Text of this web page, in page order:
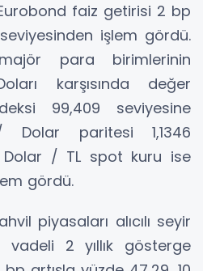
faiz getirisi 2 bp
işlem gördü.
para birimlerinin
karşısında değer
99,409 seviyesine
Dolar paritesi 1,1346
Dolar / TL spot kuru ise
gördü.
piyasaları alıcılı seyir
vadeli 2 yıllık gösterge